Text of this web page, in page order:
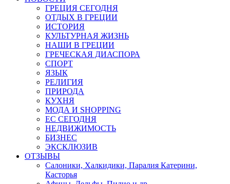
ГРЕЦИЯ СЕГОДНЯ
ОТДЫХ В ГРЕЦИИ
ИСТОРИЯ
КУЛЬТУРНАЯ ЖИЗНЬ
НАШИ В ГРЕЦИИ
ГРЕЧЕСКАЯ ДИАСПОРА
СПОРТ
ЯЗЫК
РЕЛИГИЯ
ПРИРОДА
КУХНЯ
МОДА И SHOPPING
ЕС СЕГОДНЯ
НЕДВИЖИМОСТЬ
БИЗНЕС
ЭКСКЛЮЗИВ
ОТЗЫВЫ
Салоники, Халкидики, Паралия Катерини,
Касторья